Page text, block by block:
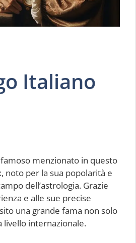
Italiano
famoso menzionato in questo
noto per la sua popolarità e
dell’astrologia. Grazie
e alle sue precise
una grande fama non solo
livello internazionale.